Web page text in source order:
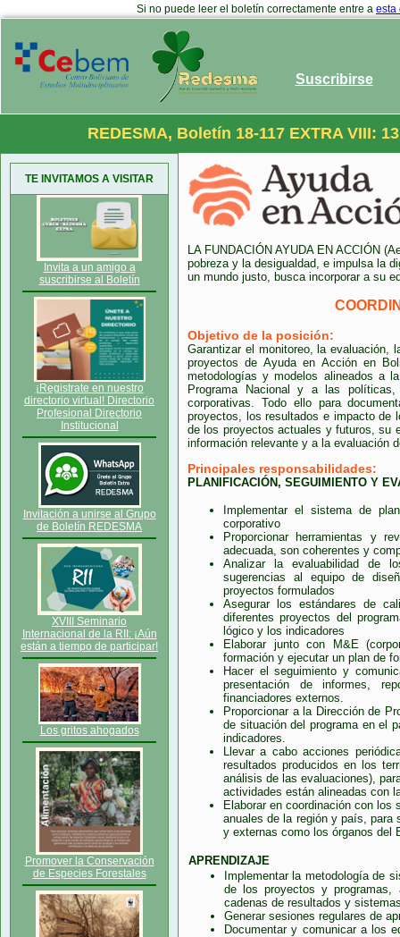
Si no puede leer el boletín correctamente entre a esta
Suscribirse
REDESMA, Boletín 18-117 EXTRA VIII:
TE INVITAMOS A VISITAR
Invita a un amigo a
suscribirse al Boletín
¡Registrate en nuestro
directorio virtual! Directorio
Profesional Directorio
Institucional
Invitación a unirse al Grupo
de Boletín REDESMA
XVIII Seminario
Internacional de la RII: ¡Aún
están a tiempo de participar!
Los gritos ahogados
Promover la Conservación
de Especies Forestales
LA FUNDACIÓN AYUDA EN ACCIÓN
pobreza y la desigualdad, e impulsa la
un mundo justo, busca incorporar a su
Objetivo de la posición:
Garantizar el monitoreo, la evaluación,
proyectos de Ayuda en Acción en
metodologías y modelos alineados a
Programa Nacional y a las políticas,
corporativas. Todo ello para
proyectos, los resultados e impacto de
de los proyectos actuales y futuros, su
información relevante y a la evaluación
Principales responsabilidades:
PLANIFICACIÓN, SEGUIMIENTO Y
Implementar el sistema de
corporativo
Proporcionar herramientas y
adecuada, son coherentes y
Analizar la evaluabilidad de
sugerencias al equipo de
proyectos formulados
Asegurar los estándares de
diferentes proyectos del
lógico y los indicadores
Elaborar junto con M&E
formación y ejecutar un plan de
Hacer el seguimiento y
presentación de informes,
financiadores externos.
Proporcionar a la Dirección de
de situación del programa en el
indicadores.
Llevar a cabo acciones
resultados producidos en los
análisis de las evaluaciones),
actividades están alineadas con
Elaborar en coordinación con
anuales de la región y país, para
y externas como los órganos del
APRENDIZAJE
Implementar la metodología de
de los proyectos y programas,
cadenas de resultados y
Generar sesiones regulares de
Documentar y comunicar a los